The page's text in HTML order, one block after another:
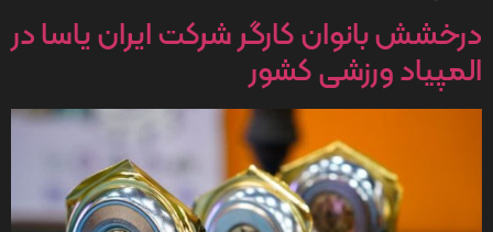
درخشش بانوان کارگر شرکت ایران یاسا در
المپیاد ورزشی کشور